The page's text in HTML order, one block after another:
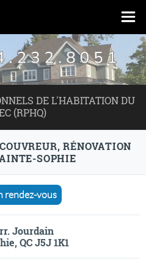
DE L'HABITATION DU
(RPHQ)
RÉNOVATION
SOPHIE
rendez-vous
Jourdain
QC J5J 1K1